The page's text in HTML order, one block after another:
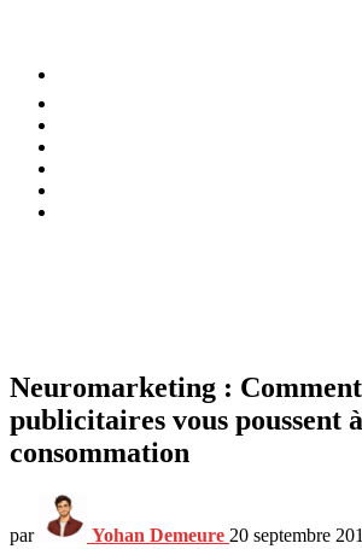
Neuromarketing :
publicitaires vous poussent
consommation
par Yohan Demeure 20 septembre